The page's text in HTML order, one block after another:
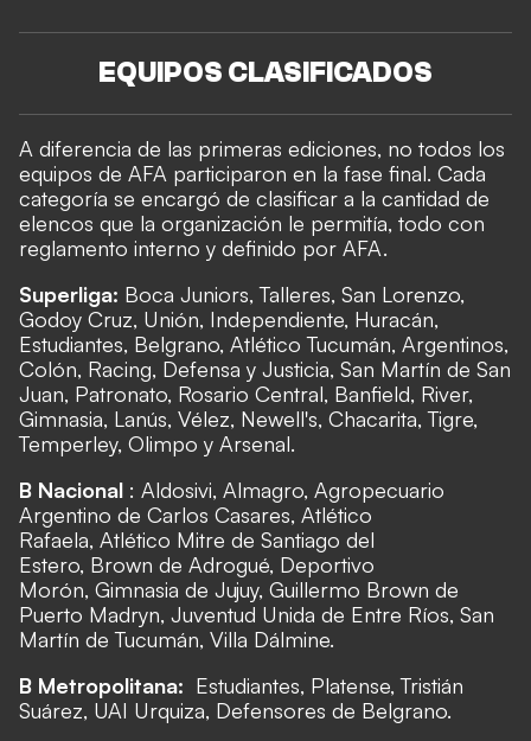
EQUIPOS CLASIFICADOS
A diferencia de las primeras ediciones, no todos los
equipos de AFA participaron en la fase final. Cada
categoría se encargó de clasificar a la cantidad de
elencos que la organización le permitía, todo con
reglamento interno y definido por AFA.
Superliga: Boca Juniors, Talleres, San Lorenzo,
Godoy Cruz, Unión, Independiente, Huracán,
Estudiantes, Belgrano, Atlético Tucumán, Argentinos,
Colón, Racing, Defensa y Justicia, San Martín de San
Juan, Patronato, Rosario Central, Banfield, River,
Gimnasia, Lanús, Vélez, Newell's, Chacarita, Tigre,
Temperley, Olimpo y Arsenal.
B Nacional : Aldosivi, Almagro, Agropecuario
Argentino de Carlos Casares, Atlético
Rafaela, Atlético Mitre de Santiago del
Estero, Brown de Adrogué, Deportivo
Morón, Gimnasia de Jujuy, Guillermo Brown de
Puerto Madryn, Juventud Unida de Entre Ríos, San
Martín de Tucumán, Villa Dálmine.
B Metropolitana: Estudiantes, Platense, Tristián
Suárez, UAI Urquiza, Defensores de Belgrano.